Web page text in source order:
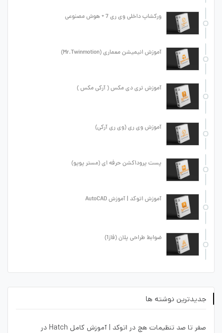
ورکشاپ داخلی وی ری 7 + هوش مصنوعی
آموزش انیمیشن معماری (Mr.Twinmotion)
آموزش تری دی مکس ( آرکی مکس )
آموزش وی ری (وی ری آرکی)
پست پروداکشن حرفه ای (مستر پوپو)
آموزش اتوکد | آموزش AutoCAD
ضوابط طراحی پلان (فاز1)
جدیدترین نوشته ها
صفر تا صد تنظیمات هچ در اتوکد | آموزش کامل Hatch در